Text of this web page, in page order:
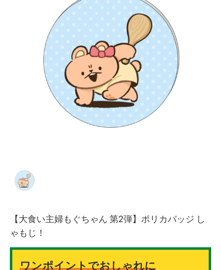
【大食い主婦もぐちゃん 第2弾】ポリカバッジ し
ゃもじ！
ワンポイントでおしゃれに